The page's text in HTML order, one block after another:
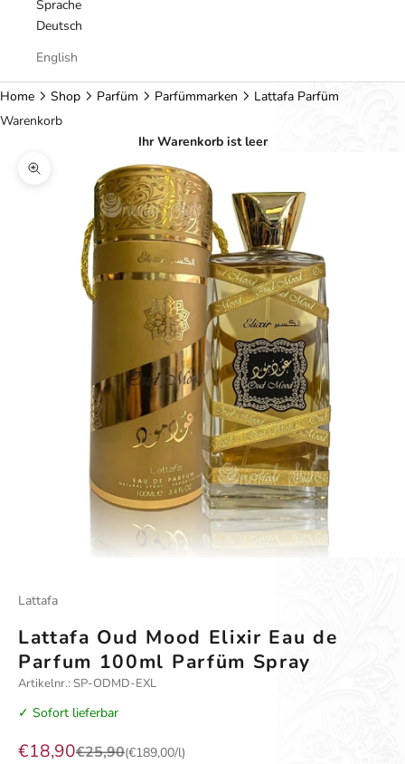
Sprache
Deutsch
English
Home Shop Parfüm Parfümmarken
Lattafa Parfüm
Warenkorb
Ihr Warenkorb ist leer
Bild vergrößern
Lattafa
Lattafa Oud Mood Elixir Eau de
Parfum 100ml Parfüm Spray
Artikelnr.: SP-ODMD-EXL
✓ Sofort lieferbar
Angebot
€18,90Regulärer Preis
€25,90(€189,00/l)